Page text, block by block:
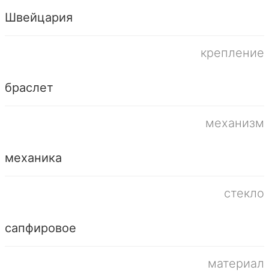
Швейцария
крепление
браслет
механизм
механика
стекло
сапфировое
материал